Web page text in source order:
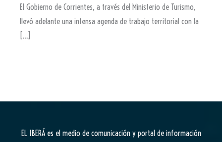
El Gobierno de Corrientes, a través del Ministerio de Turismo,
llevó adelante una intensa agenda de trabajo territorial con la
[…]
EL IBERÁes el medio de comunicación y portal de información